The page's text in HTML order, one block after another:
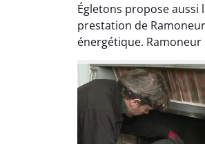
Égletons propose
prestation de
énergétique.